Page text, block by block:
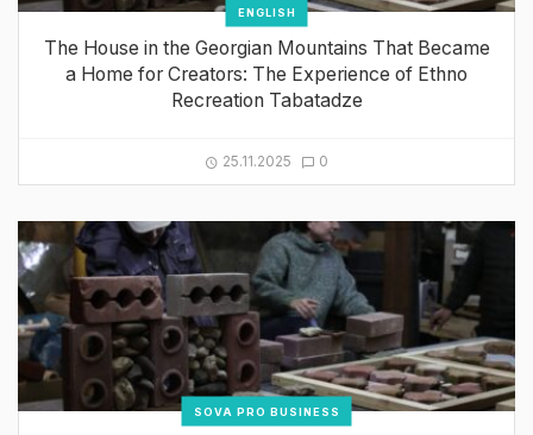
ENGLISH
The House in the Georgian Mountains That Became
a Home for Creators: The Experience of Ethno
Recreation Tabatadze
25.11.2025 0
SOVA PRO BUSINESS